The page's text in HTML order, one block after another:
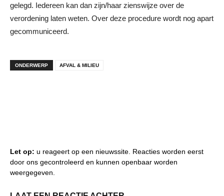
gelegd. Iedereen kan dan zijn/haar zienswijze over de
verordening laten weten. Over deze procedure wordt nog apart
gecommuniceerd.
ONDERWERP AFVAL & MILIEU
Let op: u reageert op een nieuwssite. Reacties worden eerst
door ons gecontroleerd en kunnen openbaar worden
weergegeven.